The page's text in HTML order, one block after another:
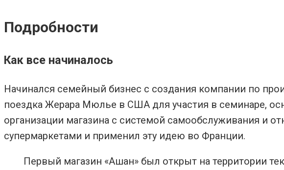
Подробности
Как все начиналось
Начинался семейный бизнес с создания компании по
поездка Жерара Мюлье в США для участия в семинаре,
организации магазина с системой самообслуживания и
супермаркетами и применил эту идею во Франции.
Первый магазин «Ашан» был открыт на территории